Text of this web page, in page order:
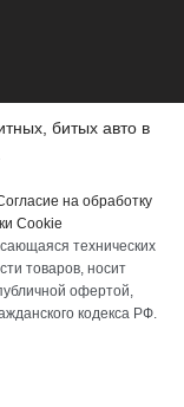
битых авто в
на обработку
Cookie
технических
товаров, носит
офертой,
кодекса РФ.